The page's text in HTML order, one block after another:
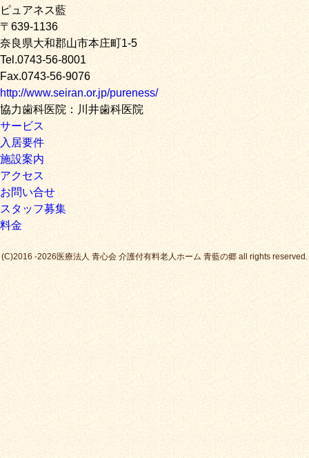
ピュアネス藍
〒639-1136
奈良県大和郡山市本庄町1-5
Tel.0743-56-8001
Fax.0743-56-9076
http://www.seiran.or.jp/pureness/
協力歯科医院：川井歯科医院
サービス
入居要件
施設案内
アクセス
お問い合せ
スタッフ募集
料金
(C)2016 -2026医療法人 青心会 介護付有料老人ホーム 青藍の郷 all rights reserved.